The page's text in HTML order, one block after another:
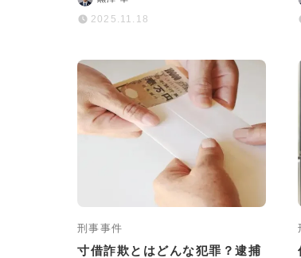
2025.11.18
刑事事件
寸借詐欺とはどんな犯罪？逮捕